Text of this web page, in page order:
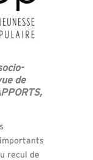
de
recul de